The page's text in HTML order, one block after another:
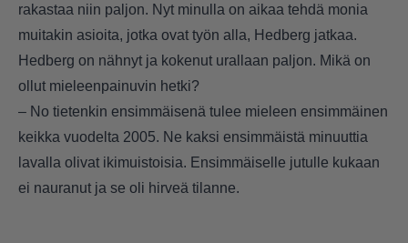
rakastaa niin paljon. Nyt minulla on aikaa tehdä monia
muitakin asioita, jotka ovat työn alla, Hedberg jatkaa.
Hedberg on nähnyt ja kokenut urallaan paljon. Mikä on
ollut mieleenpainuvin hetki?
– No tietenkin ensimmäisenä tulee mieleen ensimmäinen
keikka vuodelta 2005. Ne kaksi ensimmäistä minuuttia
lavalla olivat ikimuistoisia. Ensimmäiselle jutulle kukaan
ei nauranut ja se oli hirveä tilanne.